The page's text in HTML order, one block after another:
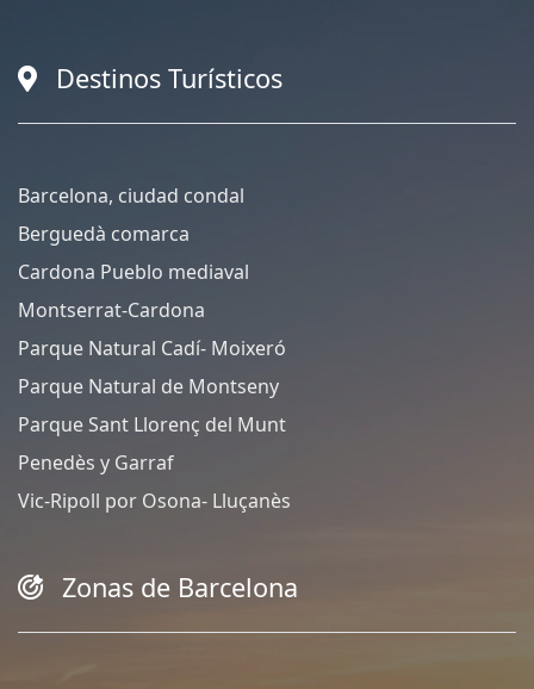
Destinos Turísticos
Barcelona, ciudad condal
Berguedà comarca
Cardona Pueblo mediaval
Montserrat-Cardona
Parque Natural Cadí- Moixeró
Parque Natural de Montseny
Parque Sant Llorenç del Munt
Penedès y Garraf
Vic-Ripoll por Osona- Lluçanès
Zonas de Barcelona